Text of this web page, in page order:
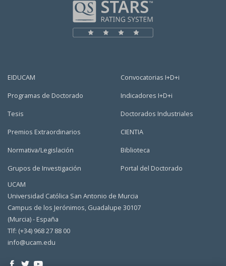
EIDUCAM
Programas de Doctorado
Tesis
Premios Extraordinarios
Normativa/Legislación
Grupos de Investigación
Convocatorias I+D+i
Indicadores I+D+i
Doctorados Industriales
CIENTIA
Biblioteca
Portal del Doctorado
UCAM
Universidad Católica San Antonio de Murcia
Campus de los Jerónimos, Guadalupe 30107
(Murcia) - España
Tlf: (+34) 968 27 88 00
info@ucam.edu